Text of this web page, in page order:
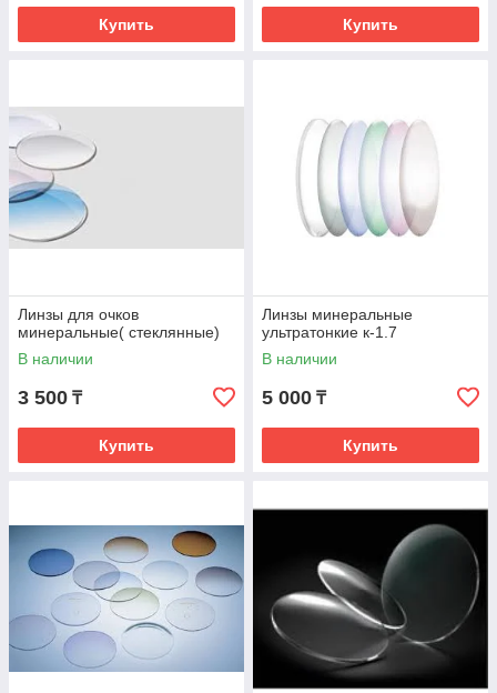
Купить Купить
Линзы для очков
минеральные( стеклянные)
В наличии
3 500 ₸
Купить
Линзы минеральные
ультратонкие к-1.7
В наличии
5 000 ₸
Купить